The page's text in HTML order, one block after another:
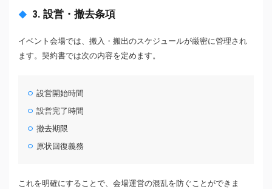
3. 設営・撤去条項
イベント会場では、搬入・搬出のスケジュールが厳密に管理され
ます。契約書では次の内容を定めます。
設営開始時間
設営完了時間
撤去期限
原状回復義務
これを明確にすることで、会場運営の混乱を防ぐことができま